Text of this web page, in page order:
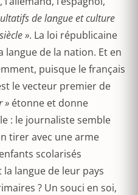
de langue et culture
». La loi républicaine
langue de la nation. Et en
puisque le français
le vecteur premier de
» étonne et donne
: le journaliste semble
tirer avec une arme
scolarisés
langue de leur pays
? Un souci en soi,